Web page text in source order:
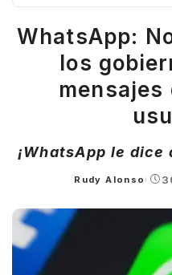
WhatsApp:
los
mensajes
¡WhatsApp le dice
Posted
Rudy Alonso